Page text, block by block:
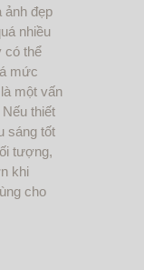
ảnh đẹp
nhiều
có thể
mức
một vấn
thiết
sáng tốt
tượng,
khi
cho